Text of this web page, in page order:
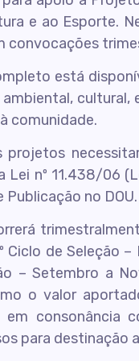
e ao Esporte.
convocações
está
comunidade.
nº 11.438/06
no DOU.
de Seleção
– Setembro a
o valor
consonância
para destinação